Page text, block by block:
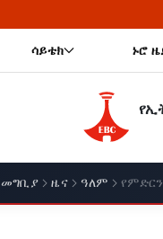
ሳይቴክ ኑሮ
መግቢያ ዜና ዓለም